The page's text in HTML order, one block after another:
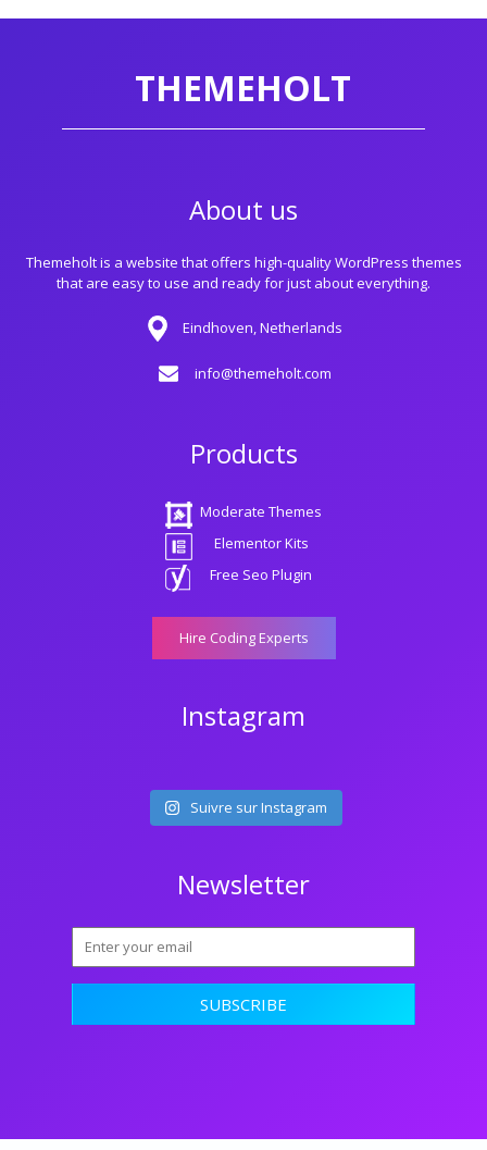
THEMEHOLT
About us
Themeholt is a website that offers high-quality WordPress themes
that are easy to use and ready for just about everything.
Eindhoven, Netherlands
info@themeholt.com
Products
Moderate Themes
Elementor Kits
Free Seo Plugin
Hire Coding Experts
Instagram
Suivre sur Instagram
Newsletter